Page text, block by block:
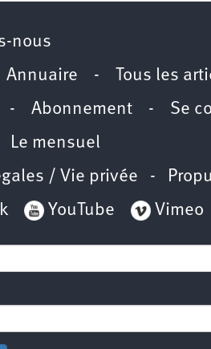
nous
Annuaire - Tous les
Abonnement - Se
Le mensuel
/ Vie privée -
YouTube Vimeo